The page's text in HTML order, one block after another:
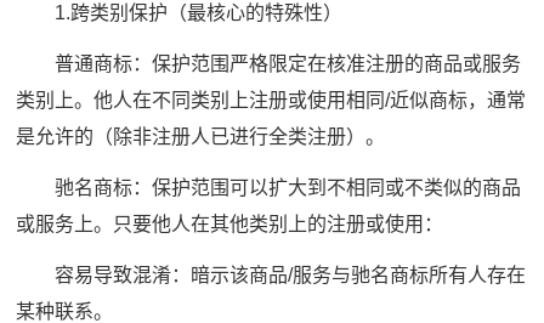
1.跨类别保护（最核心的特殊性）
普通商标：保护范围严格限定在核准注册的商品或服务
类别上。他人在不同类别上注册或使用相同/近似商标，通常
是允许的（除非注册人已进行全类注册）。
驰名商标：保护范围可以扩大到不相同或不类似的商品
或服务上。只要他人在其他类别上的注册或使用：
容易导致混淆：暗示该商品/服务与驰名商标所有人存在
某种联系。